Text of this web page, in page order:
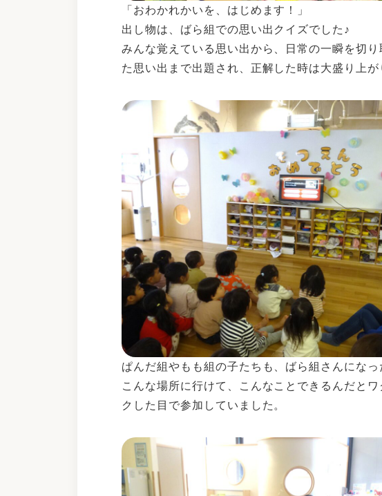
「おわかれかいを、はじめます！」
出し物は、ばら組での思い出クイズでした♪
みんな覚えている思い出から、日常の一瞬を切り
た思い出まで出題され、正解した時は大盛り上が
ぱんだ組やもも組の子たちも、ばら組さんになっ
こんな場所に行けて、こんなことできるんだとワ
クした目で参加していました。